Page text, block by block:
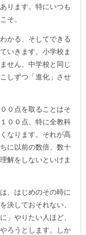
ります。特にいつも
そ。
かる、そしてできる
いきます。小学校ま
せん。中学校と同じ
しずつ「進化」させ
０点を取ることはそ
００点、特に全教科
なります。それが高
に以前の数倍、数十
解をしないといけま
、はじめのその時に
決しておそれない、
」やりたい人ほど、
ろうとします。しか